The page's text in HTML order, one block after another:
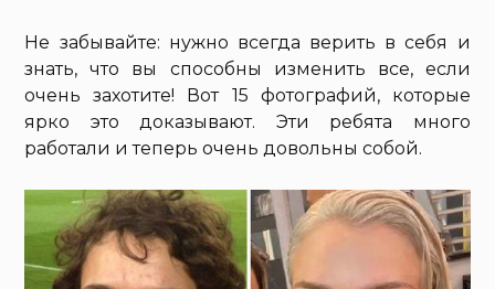
Не забывайте: нужно всегда верить в себя и
знать, что вы способны изменить все, если
очень захотите! Вот 15 фотографий, которые
ярко это доказывают. Эти ребята много
работали и теперь очень довольны собой.